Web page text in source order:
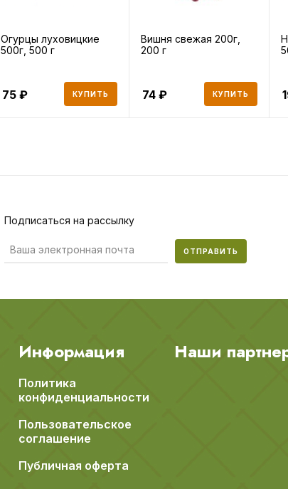
Огурцы луховицкие
500г, 500 г
75 КУПИТЬ
Вишня свежая 200г,
200 г
74 КУПИТЬ
Подписаться на рассылку
ОТПРАВИТЬ
Информация
Политика
конфиденциальности
Пользовательское
соглашение
Публичная оферта
Наши